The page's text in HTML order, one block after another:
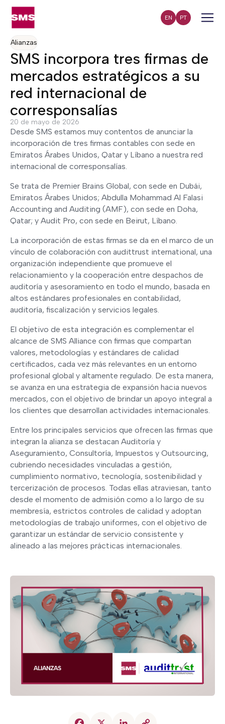
EN PT
Alianzas
SMS incorpora tres firmas de
mercados estratégicos a su
red internacional de
corresponsalías
20 de mayo de 2026
Desde SMS estamos muy contentos de anunciar la
incorporación de tres firmas contables con sede en
Emiratos Árabes Unidos, Qatar y Líbano a nuestra red
internacional de corresponsalías.
Se trata de Premier Brains Global, con sede en Dubái,
Emiratos Árabes Unidos; Abdulla Mohammad Al Falasi
Accounting and Auditing (AMF), con sede en Doha,
Qatar; y Audit Pro, con sede en Beirut, Líbano.
La incorporación de estas firmas se da en el marco de un
vínculo de colaboración con audittrust international, una
organización independiente que promueve el
relacionamiento y la cooperación entre despachos de
auditoría y asesoramiento en todo el mundo, basada en
altos estándares profesionales en contabilidad,
auditoría, fiscalización y servicios legales.
El objetivo de esta integración es complementar el
alcance de SMS Alliance con firmas que compartan
valores, metodologías y estándares de calidad
certificados, cada vez más relevantes en un entorno
profesional global y altamente regulado. De esta manera,
se avanza en una estrategia de expansión hacia nuevos
mercados, con el objetivo de brindar un apoyo integral a
los clientes que desarrollan actividades internacionales.
Entre los principales servicios que ofrecen las firmas que
integran la alianza se destacan Auditoría y
Aseguramiento, Consultoría, Impuestos y Outsourcing,
cubriendo necesidades vinculadas a gestión,
cumplimiento normativo, tecnología, sostenibilidad y
tercerización de procesos. Todas ellas atraviesan, tanto
desde el momento de admisión como a lo largo de su
membresía, estrictos controles de calidad y adoptan
metodologías de trabajo uniformes, con el objetivo de
garantizar un estándar de servicio consistente y
alineado a las mejores prácticas internacionales.